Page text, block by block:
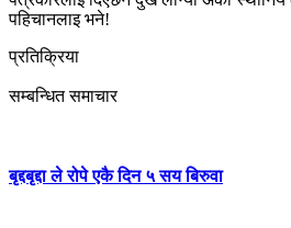
पहिचानलाइ भने!
प्रतिक्रिया
सम्बन्धित समाचार
बृद्दबृद्दा ले रोपे एकै दिन ५ सय बिरुवा